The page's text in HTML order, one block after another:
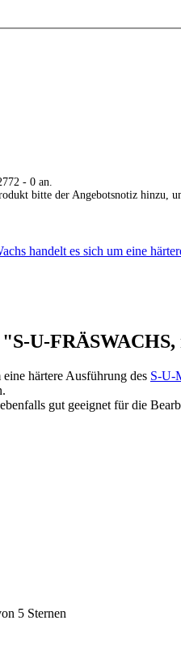
- 0 an.
bitte der Angebotsnotiz hinzu,
handelt es sich um eine
U-
härtere Ausführung des S-U-
gut geeignet für die
5 Sternen